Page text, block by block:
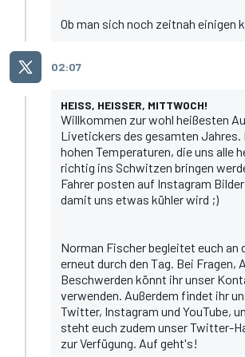
Ob man sich noch zeitnah einigen
02:07
HEISS, HEISSER, MITTWOCH!
Willkommen zur wohl heißesten
Livetickers des gesamten Jahres.
hohen Temperaturen, die uns alle
richtig ins Schwitzen bringen
Fahrer posten auf Instagram
damit uns etwas kühler wird ;)
Norman Fischerbegleitet euch an
erneut durch den Tag. Bei Fragen,
Beschwerden könnt ihr unser
verwenden. Außerdem findet ihr
Twitter, Instagram und YouTube,
steht euch zudem unser Twitter-
zur Verfügung. Auf geht's!